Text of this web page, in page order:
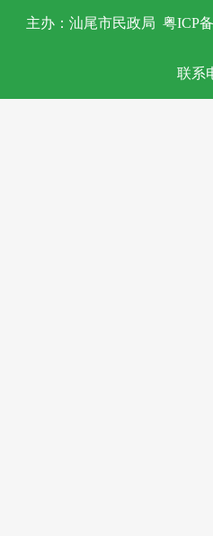
主办：汕尾市民政局 粤ICP
联系